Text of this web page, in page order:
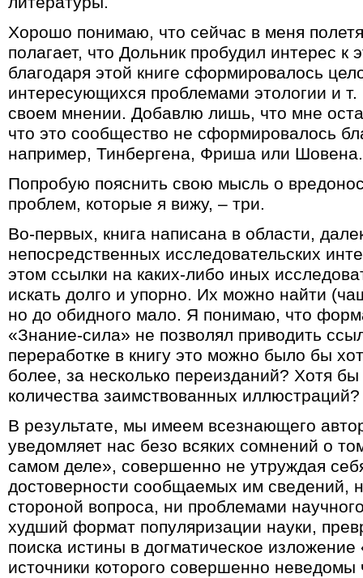
Хорошо понимаю, что сейчас в меня
полагает, что Дольник пробудил интерес к
благодаря этой книге сформировалось
интересующихся проблемами этологии и т.
своем мнении. Добавлю лишь, что мне
что это сообщество не сформировалось
например, Тинбергена, Фриша или Шовена.
Попробую пояснить свою мысль о
проблем, которые я вижу, – три.
Во-первых, книга написана в области,
непосредственных исследовательских
этом ссылки на каких-либо иных
искать долго и упорно. Их можно найти
но до обидного мало. Я понимаю, что
«Знание-сила» не позволял приводить
переработке в книгу это можно было бы
более, за несколько переизданий? Хотя
количества заимствованных иллюстраций?
В результате, мы имеем всезнающего
уведомляет нас безо всяких сомнений о
самом деле», совершенно не утруждая
достоверности сообщаемых им сведений,
стороной вопроса, ни проблемами
худший формат популяризации науки,
поиска истины в догматическое изложение
источники которого совершенно неведомы